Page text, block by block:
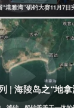
港雅湾”矶钓大赛11月7
| 海陵岛之“地拿